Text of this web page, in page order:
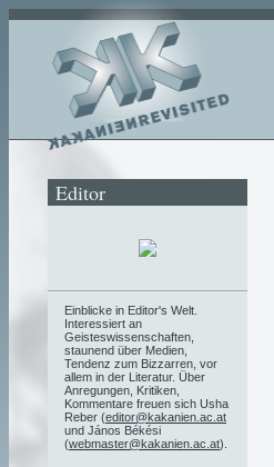
Editor
Einblicke in Editor's Welt.
Interessiert an
Geisteswissenschaften,
staunend über Medien,
Tendenz zum Bizzarren, vor
allem in der Literatur. Über
Anregungen, Kritiken,
Kommentare freuen sich Usha
Reber (editor@kakanien.ac.at
und János Békési
(webmaster@kakanien.ac.at).